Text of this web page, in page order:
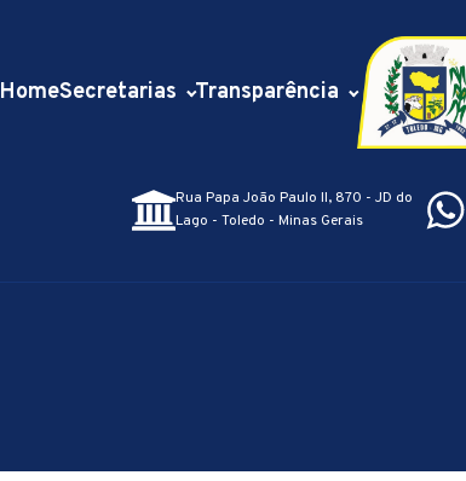
HomeSecretarias Transparência
Rua Papa João Paulo II, 870 - JD do
Lago - Toledo - Minas Gerais